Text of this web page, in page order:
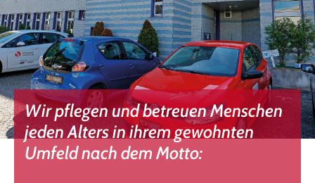
Wir pflegen und betreuen Menschen
jeden Alters in ihrem gewohnten
Umfeld nach dem Motto: